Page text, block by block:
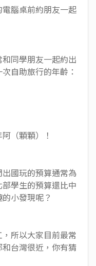
腦桌前約朋友一起
同學朋友一起約出
自助旅行的年齡：
（顆顆）！
國玩的預算通常為
學生的預算還比中
小發現呢？
所以大家目前最常
台灣很近，你有猜